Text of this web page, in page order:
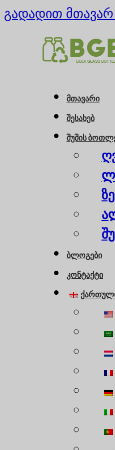
გადადით მთავარ
მთავარი
შესახებ
შუშის
ბლოგები
კონტაქტი